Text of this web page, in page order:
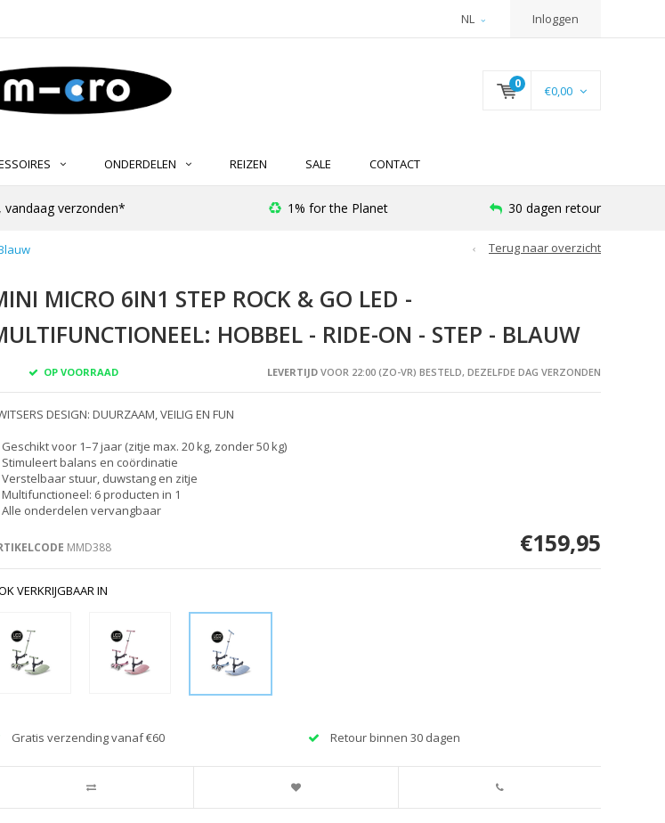
NL Inloggen
0 €0,00
ONDERDELEN REIZEN SALE CONTACT
vandaag verzonden* 1% for the Planet 30 dagen retour
Terug naar overzicht
MICRO 6IN1 STEP ROCK & GO LED -
HOBBEL - RIDE-ON - STEP - BLAUW
OP VOORRAAD LEVERTIJDVOOR 22:00 (ZO-VR) BESTELD, DEZELFDE DAG VERZONDEN
DESIGN: DUURZAAM, VEILIG EN FUN
voor 1–7 jaar (zitje max. 20 kg, zonder 50 kg)
balans en coördinatie
stuur, duwstang en zitje
6 producten in 1
onderdelen vervangbaar
MMD388 €159,95
VERKRIJGBAAR IN
Gratis verzending vanaf €60 Retour binnen 30 dagen